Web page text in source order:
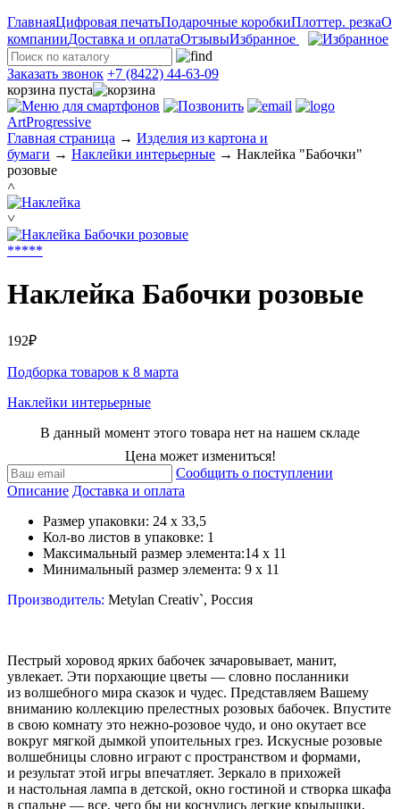
ГлавнаяЦифровая печатьПодарочные коробкиПлоттер. резкаО
компанииДоставка и оплатаОтзывыИзбранное
Заказать звонок +7 (8422) 44-63-09
корзина пуста
ArtProgressive
Главная страница → Изделия из картона и
бумаги → Наклейки интерьерные → Наклейка "Бабочки"
розовые
˄
˅
*****
Наклейка Бабочки розовые
192₽
Подборка товаров к 8 марта
Наклейки интерьерные
В данный момент этого товара нет на нашем складе
Цена может измениться!
Сообщить о поступлении
Описание Доставка и оплата
Размер упаковки: 24 х 33,5
Кол-во листов в упаковке: 1
Максимальный размер элемента:14 х 11
Минимальный размер элемента: 9 х 11
Производитель: Metylan Creativ`, Россия
Пестрый хоровод ярких бабочек зачаровывает, манит,
увлекает. Эти порхающие цветы — словно посланники
из волшебного мира сказок и чудес. Представляем Вашему
вниманию коллекцию прелестных розовых бабочек. Впустите
в свою комнату это нежно-розовое чудо, и оно окутает все
вокруг мягкой дымкой упоительных грез. Искусные розовые
волшебницы словно играют с пространством и формами,
и результат этой игры впечатляет. Зеркало в прихожей
и настольная лампа в детской, окно гостиной и створка шкафа
в спальне — все, чего бы ни коснулись легкие крылышки,